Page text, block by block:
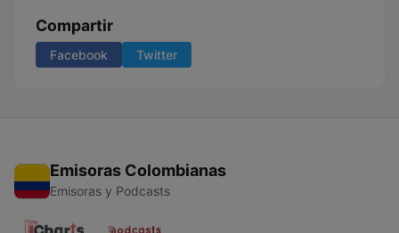
Compartir
Facebook Twitter
Emisoras Colombianas
Emisoras y Podcasts